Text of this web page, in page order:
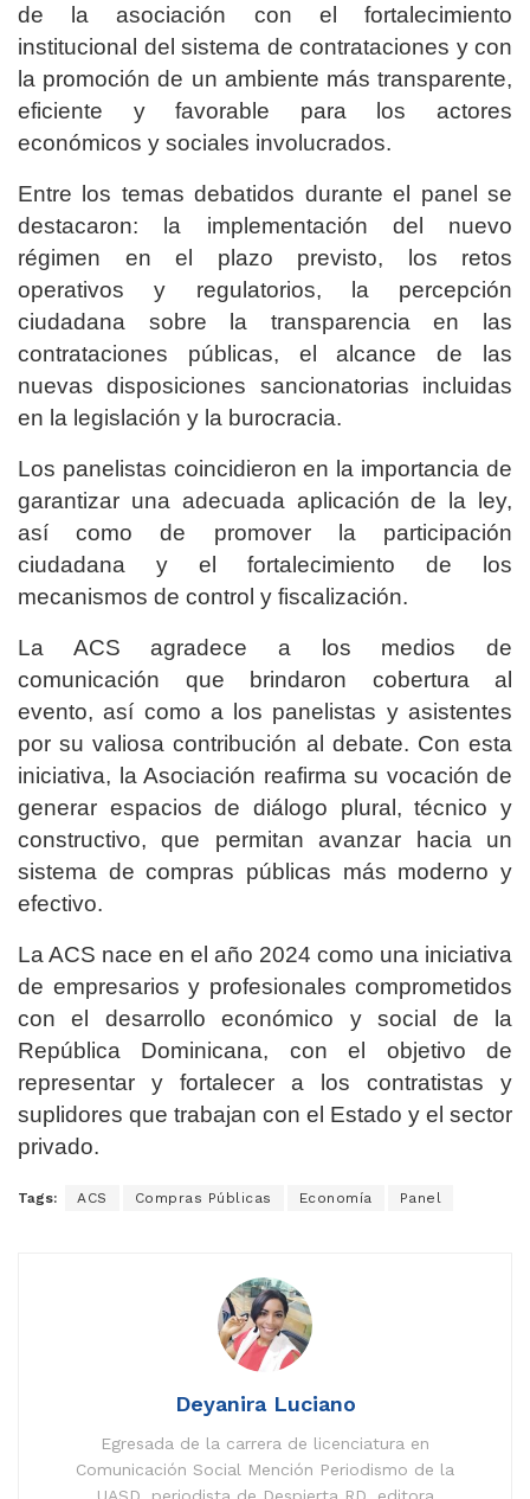
de la asociación con el fortalecimiento
institucional del sistema de contrataciones y con
la promoción de un ambiente más transparente,
eficiente y favorable para los actores
económicos y sociales involucrados.
Entre los temas debatidos durante el panel se
destacaron: la implementación del nuevo
régimen en el plazo previsto, los retos
operativos y regulatorios, la percepción
ciudadana sobre la transparencia en las
contrataciones públicas, el alcance de las
nuevas disposiciones sancionatorias incluidas
en la legislación y la burocracia.
Los panelistas coincidieron en la importancia de
garantizar una adecuada aplicación de la ley,
así como de promover la participación
ciudadana y el fortalecimiento de los
mecanismos de control y fiscalización.
La ACS agradece a los medios de
comunicación que brindaron cobertura al
evento, así como a los panelistas y asistentes
por su valiosa contribución al debate. Con esta
iniciativa, la Asociación reafirma su vocación de
generar espacios de diálogo plural, técnico y
constructivo, que permitan avanzar hacia un
sistema de compras públicas más moderno y
efectivo.
La ACS nace en el año 2024 como una iniciativa
de empresarios y profesionales comprometidos
con el desarrollo económico y social de la
República Dominicana, con el objetivo de
representar y fortalecer a los contratistas y
suplidores que trabajan con el Estado y el sector
privado.
Tags: ACS Compras Públicas Economía Panel
Deyanira Luciano
Egresada de la carrera de licenciatura en
Comunicación Social Mención Periodismo de la
UASD, periodista de Despierta RD, editora